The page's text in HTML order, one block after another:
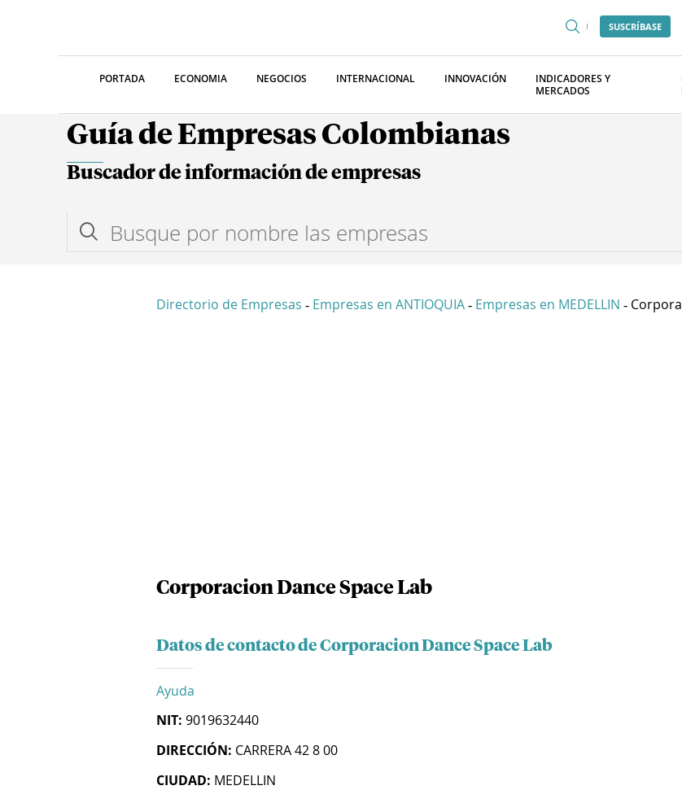
SUSCRÍBASE
PORTADA ECONOMIA NEGOCIOS INTERNACIONAL INNOVACIÓN
INDICADORES Y
MERCADOS
Guía de Empresas Colombianas
Buscador de información de empresas
Directorio de Empresas - Empresas en ANTIOQUIA - Empresas en MEDELLIN -
Corporacion Dance Space Lab
Datos de contacto de Corporacion Dance Space Lab
Ayuda
NIT: 9019632440
DIRECCIÓN: CARRERA 42 8 00
CIUDAD: MEDELLIN